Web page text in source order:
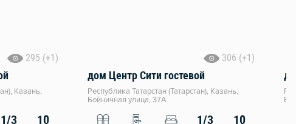
295 (+1)
Казань,
1/3 10
306 (+1)
дом Центр Сити гостевой
Республика Татарстан (Татарстан), Казань,
Бойничная улица, 37А
1/3 10